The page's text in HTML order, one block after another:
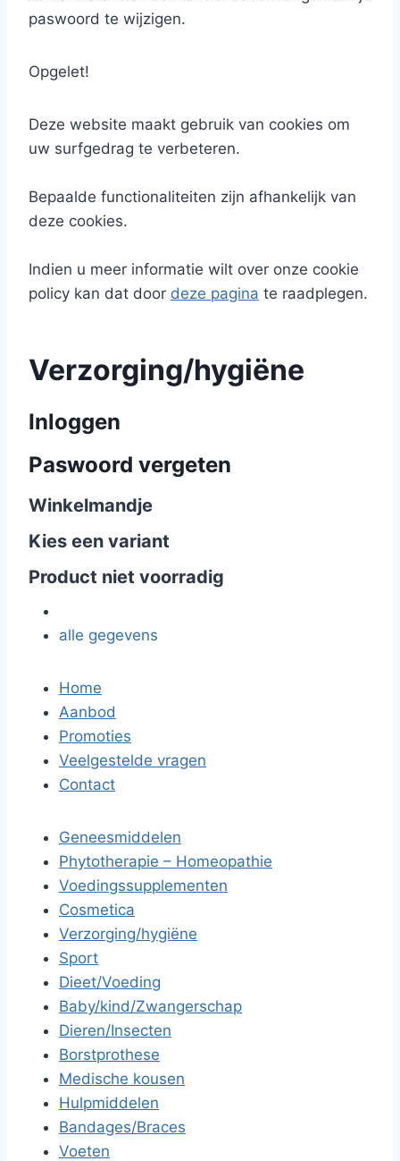
paswoord te wijzigen.
Opgelet!
Deze website maakt gebruik van cookies om
uw surfgedrag te verbeteren.
Bepaalde functionaliteiten zijn afhankelijk van
deze cookies.
Indien u meer informatie wilt over onze cookie
policy kan dat door deze pagina te raadplegen.
Verzorging/hygiëne
Inloggen
Paswoord vergeten
Winkelmandje
Kies een variant
Product niet voorradig
alle gegevens
Home
Aanbod
Promoties
Veelgestelde vragen
Contact
Geneesmiddelen
Phytotherapie – Homeopathie
Voedingssupplementen
Cosmetica
Verzorging/hygiëne
Sport
Dieet/Voeding
Baby/kind/Zwangerschap
Dieren/Insecten
Borstprothese
Medische kousen
Hulpmiddelen
Bandages/Braces
Voeten